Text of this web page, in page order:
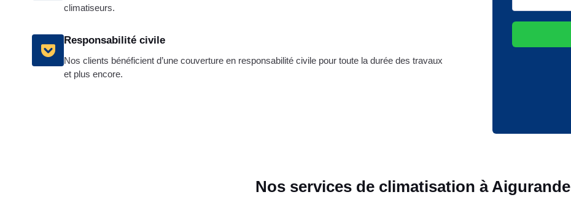
climatiseurs.
Responsabilité civile
Nos clients bénéficient d’une couverture en responsabilité civile pour toute la durée des travaux
et plus encore.
Nos services de climatisation à Aigurande